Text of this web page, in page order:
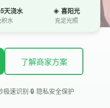
天浇水
积水
☀️ 喜阳光
充足光照
了解商家方案
极速识别·🔒 隐私安全保护